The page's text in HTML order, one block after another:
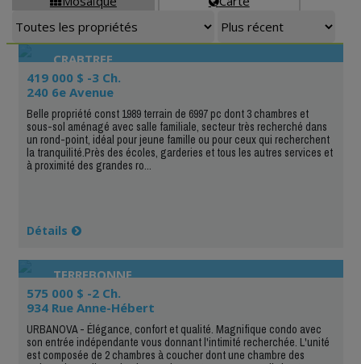
CRABTREE
419 000 $ -3 Ch.
240 6e Avenue
Belle propriété const 1989 terrain de 6997 pc dont 3 chambres et
sous-sol aménagé avec salle familiale, secteur très recherché dans
un rond-point, idéal pour jeune famille ou pour ceux qui recherchent
la tranquilité.Près des écoles, garderies et tous les autres services et
à proximité des grandes ro...
Détails
TERREBONNE
575 000 $ -2 Ch.
934 Rue Anne-Hébert
URBANOVA - Élégance, confort et qualité. Magnifique condo avec
son entrée indépendante vous donnant l'intimité recherchée. L'unité
est composée de 2 chambres à coucher dont une chambre des